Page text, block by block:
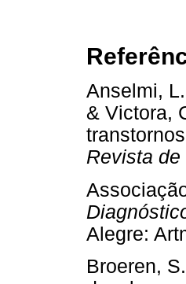
Anselmi,
& Victora,
Revista
Alegre:
Broeren,